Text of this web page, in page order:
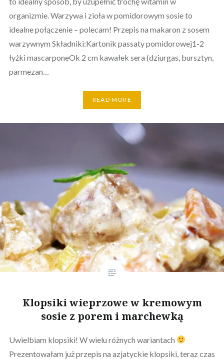
organizmie. Warzywa i zioła w pomidorowym sosie to
idealne połączenie – polecam! Przepis na makaron z sosem
warzywnym Składniki:Kartonik passaty pomidorowej1-2
łyżki mascarponeOk 2 cm kawałek sera (dziurgas, bursztyn,
parmezan…
READ MORE
Klopsiki wieprzowe w kremowym
sosie z porem i marchewką
Uwielbiam klopsiki! W wielu różnych wariantach
Prezentowałam już przepis na azjatyckie klopsiki, teraz czas